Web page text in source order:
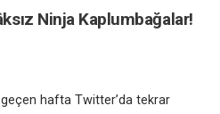
Ninja Kaplumbağalar!
hafta Twitter’da tekrar